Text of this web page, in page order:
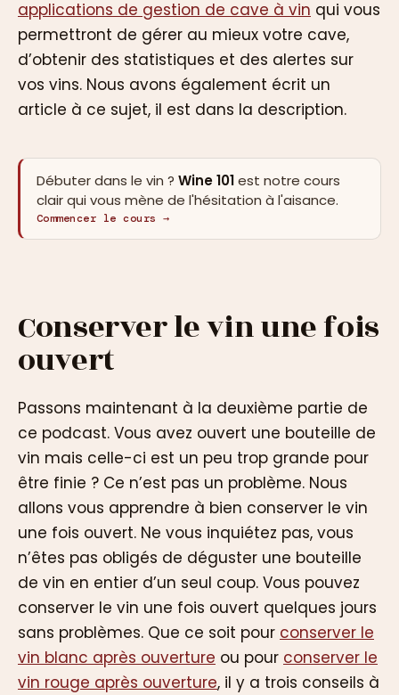
applications de gestion de cave à vin qui vous
permettront de gérer au mieux votre cave,
d’obtenir des statistiques et des alertes sur
vos vins. Nous avons également écrit un
article à ce sujet, il est dans la description.
Débuter dans le vin ? Wine 101est notre cours
clair qui vous mène de l'hésitation à l'aisance.
Commencer le cours →
Conserver le vin une fois
ouvert
Passons maintenant à la deuxième partie de
ce podcast. Vous avez ouvert une bouteille de
vin mais celle-ci est un peu trop grande pour
être finie ? Ce n’est pas un problème. Nous
allons vous apprendre à bien conserver le vin
une fois ouvert. Ne vous inquiétez pas, vous
n’êtes pas obligés de déguster une bouteille
de vin en entier d’un seul coup. Vous pouvez
conserver le vin une fois ouvert quelques jours
sans problèmes. Que ce soit pour conserver le
vin blanc après ouverture ou pour conserver le
vin rouge après ouverture, il y a trois conseils à